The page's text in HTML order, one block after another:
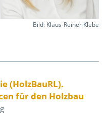
Bild: Klaus-Reiner Klebe
(HolzBauRL).
für den Holzbau